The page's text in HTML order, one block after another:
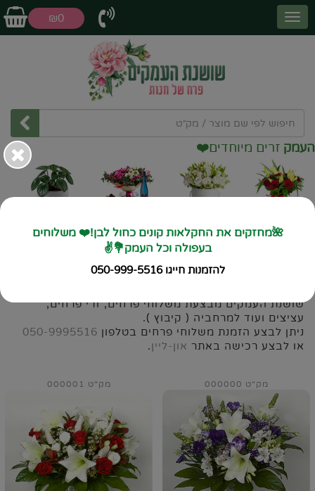
₪0
❤️
פרחים
מחירון משלוחים מרחביה ( קיבוץ )
שושנת העמקים מבצעת משלוחי פרחים, זרי פרחים,
עציצים ועוד למרחביה ( קיבוץ ).
ניתן לבצע הזמנת משלוחי פרחים בטלפון 050-9995516
או לבצע רכישה באתר און-ליין.
מק"ט 000000 מק"ט 000001
🌺מחזקים את החקלאות קונים כחול לבן!❤️ משלוחים
בעפולה וכל העמק💐✌️
להזמנות חייגו 050-999-5516